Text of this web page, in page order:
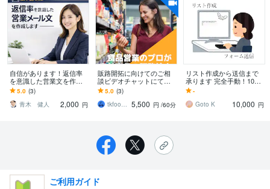
自信があります！返信率
を意識した営業文を作成
します 用途・商材に合わ
せて個別に作成します3案
提出いたします
5.0 (3)
青木 健人
2,000 円
販路開拓に向けてのご相
談ビデオチャットにて賜
ります 地域の食品メーカ
ー様の都心への新規販路
拡大をお手伝いします。
5.0 (3)
tkfoodsales 5,500 円 /60分
リスト作成から送信まで
承ります 完全手動！10円
から対応可能！
-
Goto K
10,000 円
ご利用ガイド